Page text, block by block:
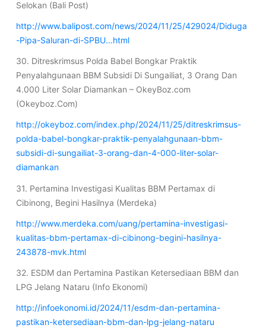
Selokan (Bali Post)
http://www.balipost.com/news/2024/11/25/429024/Diduga
-Pipa-Saluran-di-SPBU…html
30. Ditreskrimsus Polda Babel Bongkar Praktik
Penyalahgunaan BBM Subsidi Di Sungailiat, 3 Orang Dan
4.000 Liter Solar Diamankan – OkeyBoz.com
(Okeyboz.Com)
http://okeyboz.com/index.php/2024/11/25/ditreskrimsus-
polda-babel-bongkar-praktik-penyalahgunaan-bbm-
subsidi-di-sungailiat-3-orang-dan-4-000-liter-solar-
diamankan
31. Pertamina Investigasi Kualitas BBM Pertamax di
Cibinong, Begini Hasilnya (Merdeka)
http://www.merdeka.com/uang/pertamina-investigasi-
kualitas-bbm-pertamax-di-cibinong-begini-hasilnya-
243878-mvk.html
32. ESDM dan Pertamina Pastikan Ketersediaan BBM dan
LPG Jelang Nataru (Info Ekonomi)
http://infoekonomi.id/2024/11/esdm-dan-pertamina-
pastikan-ketersediaan-bbm-dan-lpg-jelang-nataru